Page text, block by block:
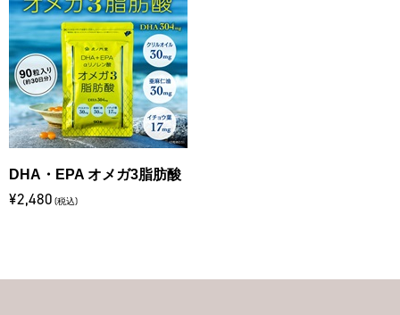
DHA・EPA オメガ3脂肪酸
¥2,480 (税込)